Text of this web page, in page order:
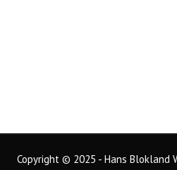
Copyright © 2025 - Hans Blokland